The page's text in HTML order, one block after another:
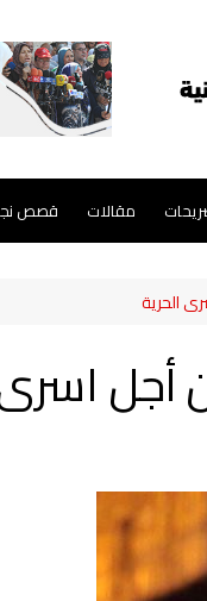
مقالات قصص
الحرية
اسرى